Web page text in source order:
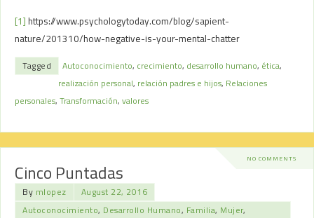
[1] https://www.psychologytoday.com/blog/sapient-
nature/201310/how-negative-is-your-mental-chatter
Tagged Autoconocimiento, crecimiento, desarrollo humano, ética,
realización personal, relación padres e hijos, Relaciones
personales,Transformación,valores
NO COMMENTS
Cinco Puntadas
By mlopez
August 22, 2016
Autoconocimiento, Desarrollo Humano, Familia, Mujer,